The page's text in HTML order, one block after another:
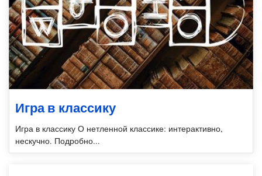
Игра в классику
Игра в классику О нетленной классике: интерактивно,
нескучно. Подробно...